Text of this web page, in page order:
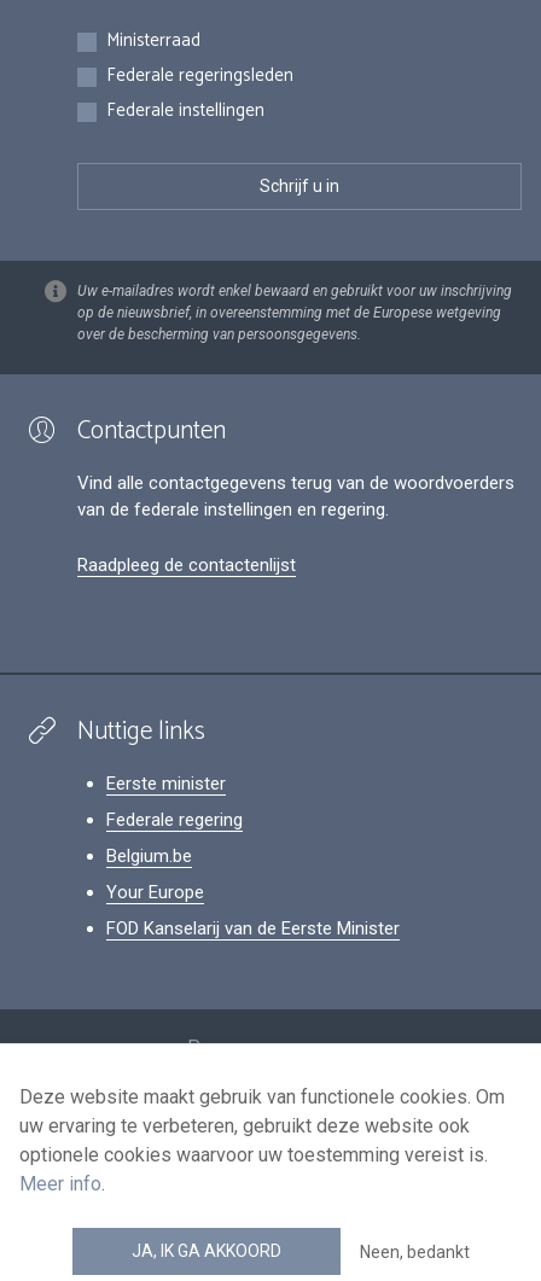
Inschrijvingen
Ministerraad
Federale regeringsleden
Federale instellingen
Uw e-mailadres wordt enkel bewaard en gebruikt voor uw inschrijving
op de nieuwsbrief, in overeenstemming met de Europese wetgeving
over de bescherming van persoonsgegevens.
Contactpunten
Vind alle contactgegevens terug van de woordvoerders
van de federale instellingen en regering.
Raadpleeg de contactenlijst
Nuttige links
Eerste minister
Federale regering
Belgium.be
Your Europe
FOD Kanselarij van de Eerste Minister
Persoonsgegevens
Voorwaarden voor het hergebruik
Contacteer ons
news.belgium RSS feed
Deze website maakt gebruik van functionele cookies. Om
uw ervaring te verbeteren, gebruikt deze website ook
optionele cookies waarvoor uw toestemming vereist is.
Meer info.
JA, IK GA AKKOORD Neen, bedankt